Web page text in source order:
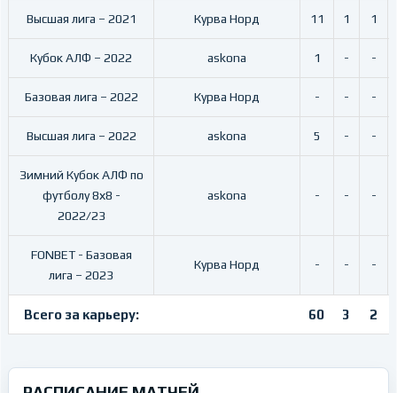
Высшая лига – 2021 Курва Норд 11 1 1
Кубок АЛФ – 2022 askona 1 - -
Базовая лига – 2022 Курва Норд - - -
Высшая лига – 2022 askona 5 - -
Зимний Кубок АЛФ по
футболу 8х8 -
2022/23
askona - - -
FONBET - Базовая
лига – 2023
Курва Норд - - -
Всего за карьеру: 60 3 2